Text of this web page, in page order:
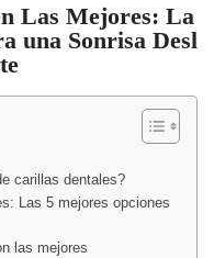
Las Mejores: La
una Sonrisa Desl
carillas dentales?
Las 5 mejores opciones
las mejores